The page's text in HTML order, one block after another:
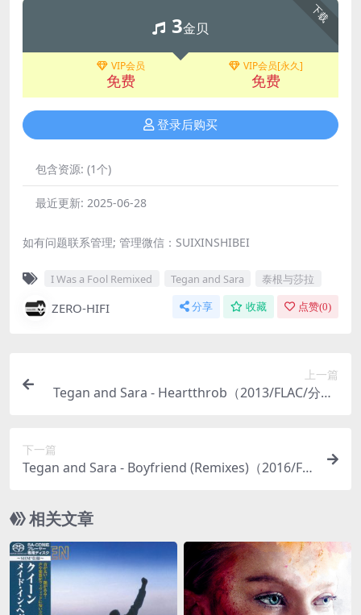
下载
3金贝
VIP会员
免费
VIP会员[永久]
免费
登录后购买
包含资源: (1个)
最近更新: 2025-06-28
如有问题联系管理; 管理微信：SUIXINSHIBEI
I Was a Fool Remixed Tegan and Sara 泰根与莎拉
ZERO-HIFI 分享 收藏 点赞(0)
上一篇
Tegan and Sara - Heartthrob（2013/FLAC/分轨/
下一篇
Tegan and Sara - Boyfriend (Remixes)（2016/FL
相关文章